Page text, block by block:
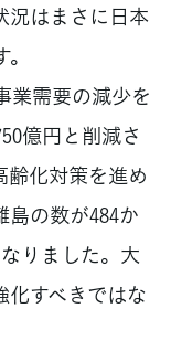
況はまさに日本
業需要の減少を
億円と削減さ
齢化対策を進め
の数が484か
りました。大
化すべきではな